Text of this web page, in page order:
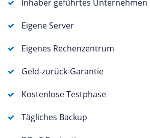
Inhaber geführtes Unternehmen
Eigene Server
Eigenes Rechenzentrum
Geld-zurück-Garantie
Kostenlose Testphase
Tägliches Backup